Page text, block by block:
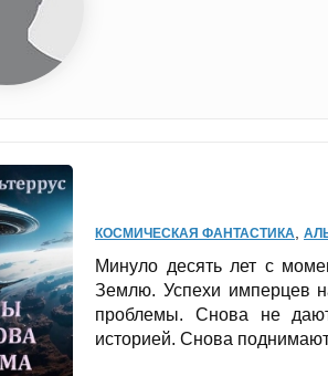
КОСМИЧЕСКАЯ ФАНТАСТИКА
Минуло десять лет с
Землю. Успехи имперцев
проблемы. Снова не
историей. Снова